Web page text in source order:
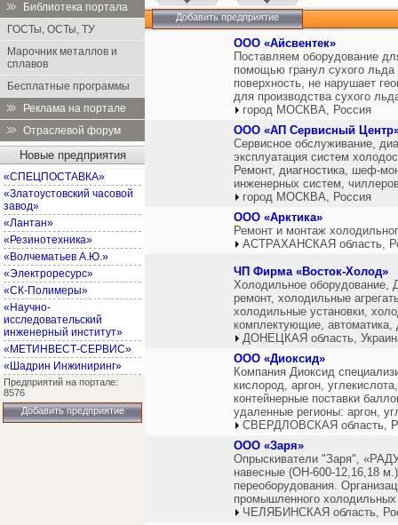
Библиотека портала
ГОСТы, ОСТы, ТУ
Марочник металлов и
сплавов
Бесплатные программы
Реклама на портале
Отраслевой форум
Новые предприятия
«СПЕЦПОСТАВКА»
«Златоустовский часовой
завод»
«Лантан»
«Резинотехника»
«Волчематьев А.Ю.»
«Электроресурс»
«СК-Полимеры»
«Научно-
исследовательский
инженерный институт»
«МЕТИНВЕСТ-СЕРВИС»
«Шадрин Инжиниринг»
Предприятий на портале:
8576
Добавить предприятие
Добавить предприятие
ООО «Айсвентек»
Поставляем оборудование
помощью гранул сухого льда
поверхность, не нарушает
для производства сухого
город МОСКВА, Россия
ООО «АП Сервисный
Сервисное обслуживание,
эксплуатация систем
Ремонт, диагностика, шеф-
инженерных систем,
город МОСКВА, Россия
ООО «Арктика»
Ремонт и монтаж
АСТРАХАНСКАЯ область,
ЧП Фирма «Восток-Холод»
Холодильное оборудование,
ремонт, холодильные
холодильные установки,
комплектующие, автоматика,
ДОНЕЦКАЯ область,
ООО «Диоксид»
Компания Диоксид
кислород, аргон,
контейнерные поставки
удаленные регионы: аргон,
СВЕРДЛОВСКАЯ область,
OOO «Заря»
Опрыскиватели "Заря",
навесные (ОН-600-12,16,18
переоборудования.
промышленного холодильных
ЧЕЛЯБИНСКАЯ область,